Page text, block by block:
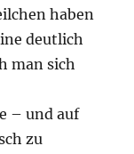
haben
deutlich
man sich
– und auf
zu